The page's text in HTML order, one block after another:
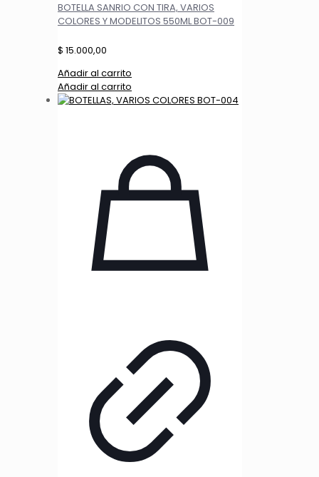
BOTELLA SANRIO CON TIRA, VARIOS
COLORES Y MODELITOS 550ML BOT-009
$ 15.000,00
Añadir al carrito
Añadir al carrito